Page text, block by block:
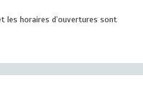
les horaires d’ouvertures sont